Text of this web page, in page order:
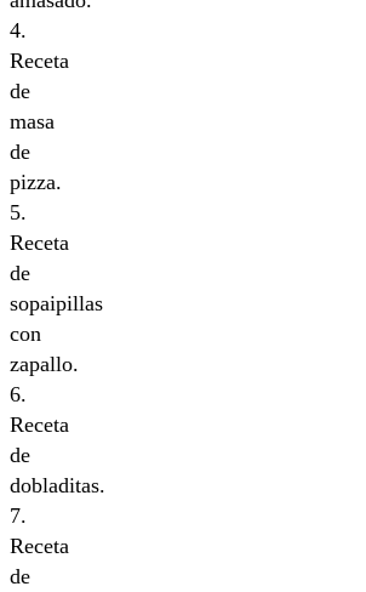
4.
Receta
de
masa
de
pizza.
5.
Receta
de
sopaipillas
con
zapallo.
6.
Receta
de
dobladitas.
7.
Receta
de